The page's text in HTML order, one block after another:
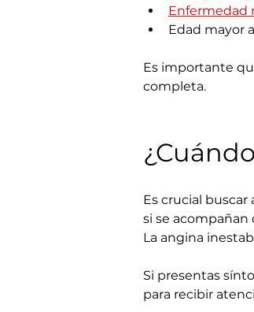
Enfermedad
Edad mayor
Es importante
completa.
Es crucial
si se acompañan
La angina
Si presentas
para recibir